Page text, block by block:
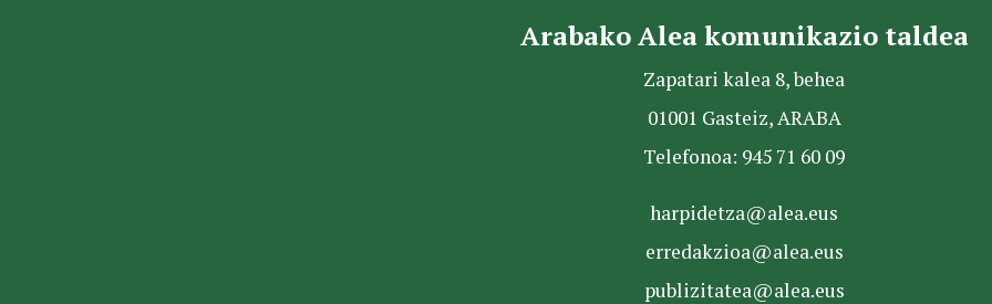
Arabako Alea komunikazio taldea
Zapatari kalea 8, behea
01001 Gasteiz, ARABA
Telefonoa: 945 71 60 09
harpidetza@alea.eus
erredakzioa@alea.eus
publizitatea@alea.eus